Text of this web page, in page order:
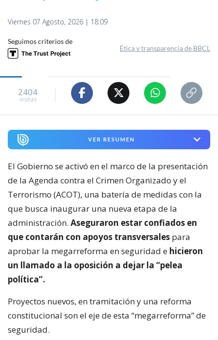
Viernes 07 Agosto, 2026 | 18:09
Seguimos criterios de
Ética y transparencia de BBCL
2404
visitas
VER RESUMEN
El Gobierno se activó en el marco de la presentación
de la Agenda contra el Crimen Organizado y el
Terrorismo (ACOT), una batería de medidas con la
que busca inaugurar una nueva etapa de la
administración. Aseguraron estar confiados en
que contarán con apoyos transversales para
aprobar la megarreforma en seguridad e hicieron
un llamado a la oposición a dejar la “pelea
política”.
Proyectos nuevos, en tramitación y una reforma
constitucional son el eje de esta “megarreforma” de
seguridad.